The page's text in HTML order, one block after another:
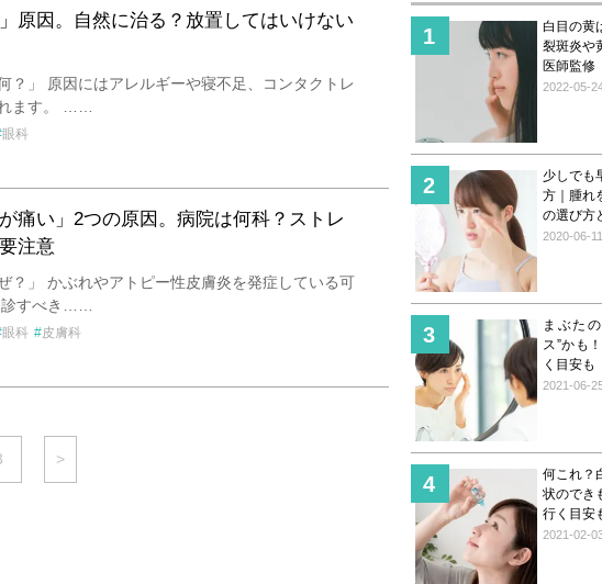
原因。自然に治る？放置してはいけない
？」 原因にはアレルギーや寝不足、コンタクトレ
ます。 ……
眼科
痛い」2つの原因。病院は何科？ストレ
注意
？」 かぶれやアトピー性皮膚炎を発症している可
診すべき……
眼科 皮膚科
>
白目の黄
裂斑炎や
医師監修
2022-05-
少しでも
方｜腫れ
の選び方
2020-06-11
まぶた
ス”かも
く目安も
2021-06-
何これ？
状のでき
行く目安
2021-02-